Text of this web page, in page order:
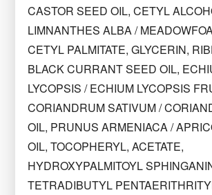
CASTOR SEED OIL, CETYL
LIMNANTHES ALBA /
CETYL PALMITATE, GLYCERIN,
BLACK CURRANT SEED OIL,
LYCOPSIS / ECHIUM LYCOPSIS
CORIANDRUM SATIVUM /
OIL, PRUNUS ARMENIACA /
OIL, TOCOPHERYL, ACETATE,
HYDROXYPALMITOYL
TETRADIBUTYL